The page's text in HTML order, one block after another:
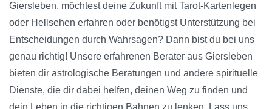
Giersleben, möchtest deine Zukunft mit Tarot-Kartenlegen
oder Hellsehen erfahren oder benötigst Unterstützung bei
Entscheidungen durch Wahrsagen? Dann bist du bei uns
genau richtig! Unsere erfahrenen Berater aus Giersleben
bieten dir astrologische Beratungen und andere spirituelle
Dienste, die dir dabei helfen, deinen Weg zu finden und